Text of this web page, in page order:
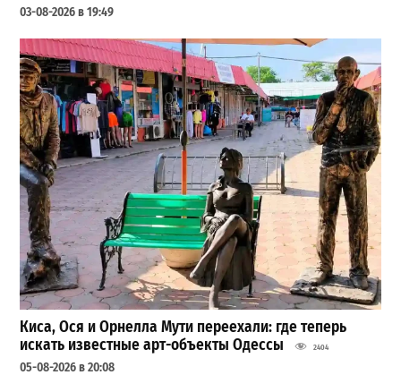
03-08-2026 в 19:49
Киса, Ося и Орнелла Мути переехали: где теперь
искать известные арт-объекты Одессы
2404
05-08-2026 в 20:08